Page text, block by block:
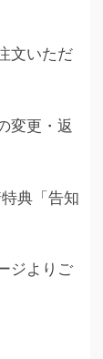
文いただ
変更・返
典「告知
ジよりご